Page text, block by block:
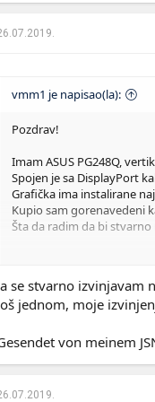
/
55"
vmm1 je napisao(la):
Pozdrav!
Imam ASUS PG248Q,
Spojen je sa DisplayPort
Grafička ima instalirane
Kupio sam gorenavedeni
Šta da radim da bi
Gesendet von meinem
se stvarno izvinjavam
jednom, moje
von meinem